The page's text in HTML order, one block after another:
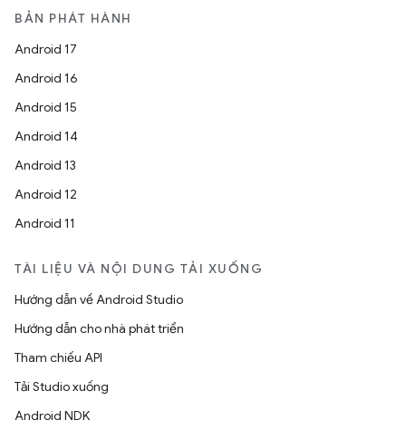
BẢN PHÁT HÀNH
Android 17
Android 16
Android 15
Android 14
Android 13
Android 12
Android 11
TÀI LIỆU VÀ NỘI DUNG TẢI XUỐNG
Hướng dẫn về Android Studio
Hướng dẫn cho nhà phát triển
Tham chiếu API
Tải Studio xuống
Android NDK